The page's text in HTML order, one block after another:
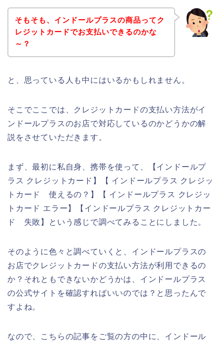
そもそも、インドールプラスの商品ってク
レジットカードでお支払いできるのかな
～？
と、思っている人も中にはいるかもしれません。
そこでここでは、クレジットカードの支払い方法がイ
ンドールプラスのお店で対応しているのかどうかの解
説をさせていただきます。
まず、最初に私自身、携帯を使って、【インドールプ
ラス クレジットカード】【 インドールプラス クレジッ
トカード 使えるの？】【 インドールプラス クレジッ
トカード エラー】【インドールプラス クレジットカー
ド 失敗】という感じで調べてみることにしました。
そのように色々と調べていくと、インドールプラスの
お店でクレジットカードの支払い方法が利用できるの
か？それともできないかどうかは、インドールプラス
の公式サイトを確認すればいいのでは？と思ったんで
すよね。
なので、こちらの記事をご覧の方の中に、インドール